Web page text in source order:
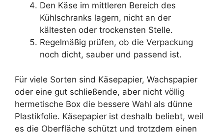
Den Käse im mittleren Bereich des
Kühlschranks lagern, nicht an der
kältesten oder trockensten Stelle.
Regelmäßig prüfen, ob die Verpackung
noch dicht, sauber und passend ist.
Für viele Sorten sind Käsepapier, Wachspapier
oder eine gut schließende, aber nicht völlig
hermetische Box die bessere Wahl als dünne
Plastikfolie. Käsepapier ist deshalb beliebt, weil
es die Oberfläche schützt und trotzdem einen